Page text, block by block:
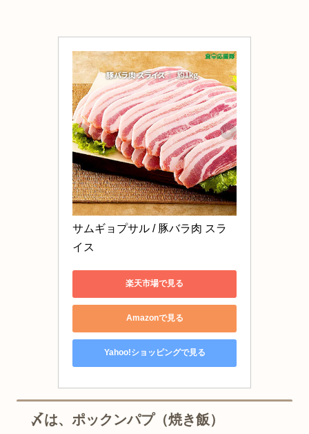
サムギョプサル / 豚バラ肉 スラ
イス
楽天市場で見る
Amazonで見る
Yahoo!ショッピングで見る
〆は、ポックンパプ（焼き飯）